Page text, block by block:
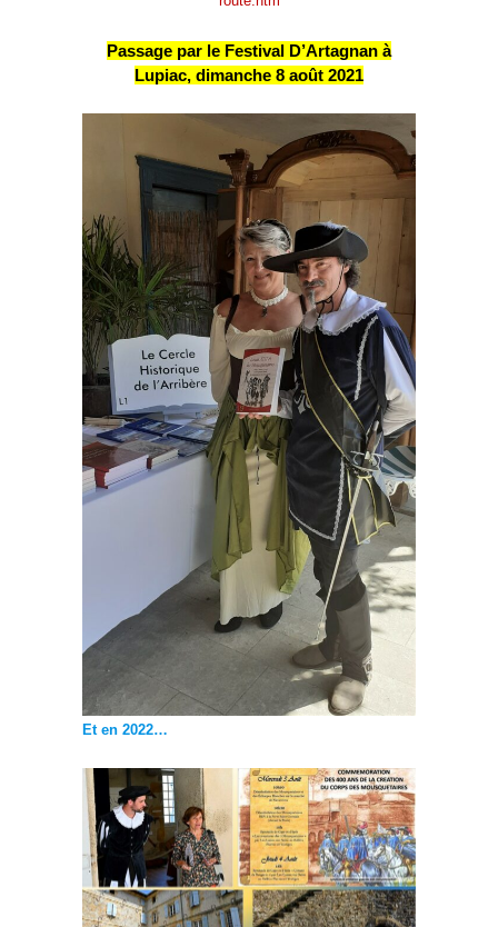
Passage par le Festival D’Artagnan à
Lupiac, dimanche 8 août 2021
Et en 2022…